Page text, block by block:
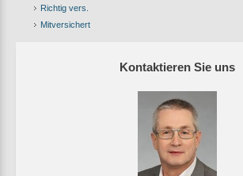
Richtig vers.
Mitversichert
Kontaktieren Sie uns